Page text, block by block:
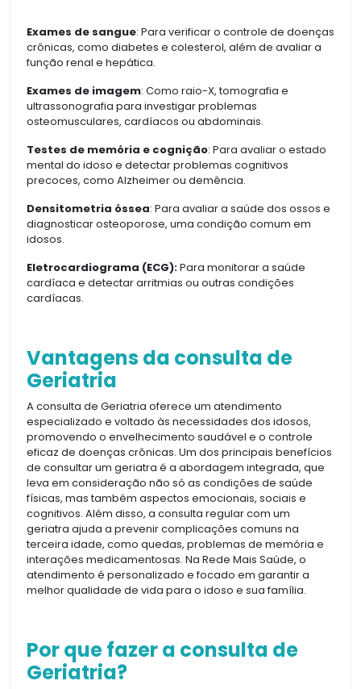
Exames de sangue: Para verificar o controle de doenças
crônicas, como diabetes e colesterol, além de avaliar a
função renal e hepática.
Exames de imagem: Como raio-X, tomografia e
ultrassonografia para investigar problemas
osteomusculares, cardíacos ou abdominais.
Testes de memória e cognição: Para avaliar o estado
mental do idoso e detectar problemas cognitivos
precoces, como Alzheimer ou demência.
Densitometria óssea: Para avaliar a saúde dos ossos e
diagnosticar osteoporose, uma condição comum em
idosos.
Eletrocardiograma (ECG):Para monitorar a saúde
cardíaca e detectar arritmias ou outras condições
cardíacas.
Vantagens da consulta de
Geriatria
A consulta de Geriatria oferece um atendimento
especializado e voltado às necessidades dos idosos,
promovendo o envelhecimento saudável e o controle
eficaz de doenças crônicas. Um dos principais benefícios
de consultar um geriatra é a abordagem integrada, que
leva em consideração não só as condições de saúde
físicas, mas também aspectos emocionais, sociais e
cognitivos. Além disso, a consulta regular com um
geriatra ajuda a prevenir complicações comuns na
terceira idade, como quedas, problemas de memória e
interações medicamentosas. Na Rede Mais Saúde, o
atendimento é personalizado e focado em garantir a
melhor qualidade de vida para o idoso e sua família.
Por que fazer a consulta de
Geriatria?